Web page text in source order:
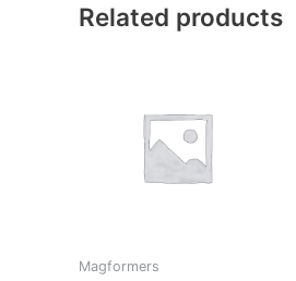
Related products
Magformers